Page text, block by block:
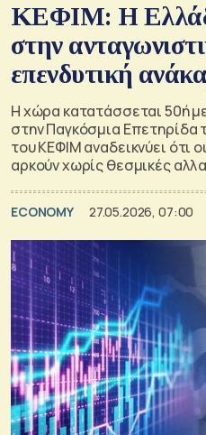
ΚΕΦΙΜ: Η
στην
επενδυτική
Η χώρα κατατάσσεται 50ή
στην Παγκόσμια Επετηρίδα
του ΚΕΦΙΜ αναδεικνύει ότι
αρκούν χωρίς θεσμικές
ECONOMY 27.05.2026, 07:00